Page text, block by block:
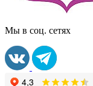
Мы в соц. сетях